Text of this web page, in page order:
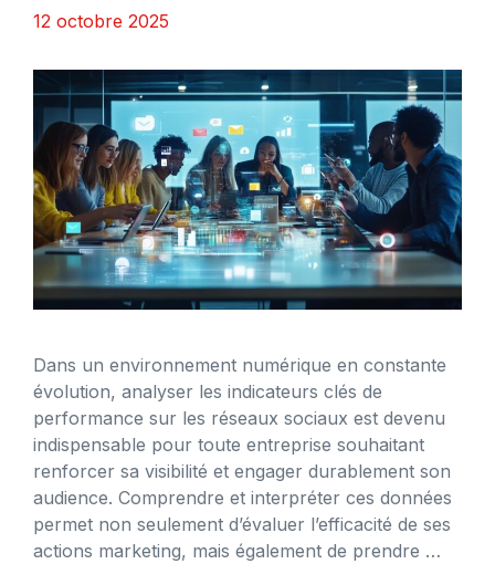
12 octobre 2025
Dans un environnement numérique en constante
évolution, analyser les indicateurs clés de
performance sur les réseaux sociaux est devenu
indispensable pour toute entreprise souhaitant
renforcer sa visibilité et engager durablement son
audience. Comprendre et interpréter ces données
permet non seulement d’évaluer l’efficacité de ses
actions marketing, mais également de prendre …